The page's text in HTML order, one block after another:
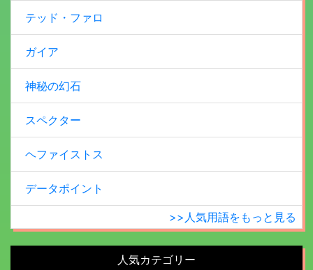
テッド・ファロ
ガイア
神秘の幻石
スペクター
ヘファイストス
データポイント
>>人気用語をもっと見る
人気カテゴリー